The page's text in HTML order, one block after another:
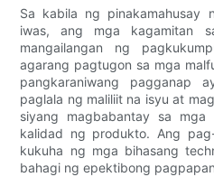
Sa kabila ng pinakamahusay
iwas, ang mga kagamitan
mangailangan ng
agarang pagtugon sa mga
pangkaraniwang pagganap
paglala ng maliliit na isyu at
siyang magbabantay sa
kalidad ng produkto. Ang
kukuha ng mga bihasang
bahagi ng epektibong